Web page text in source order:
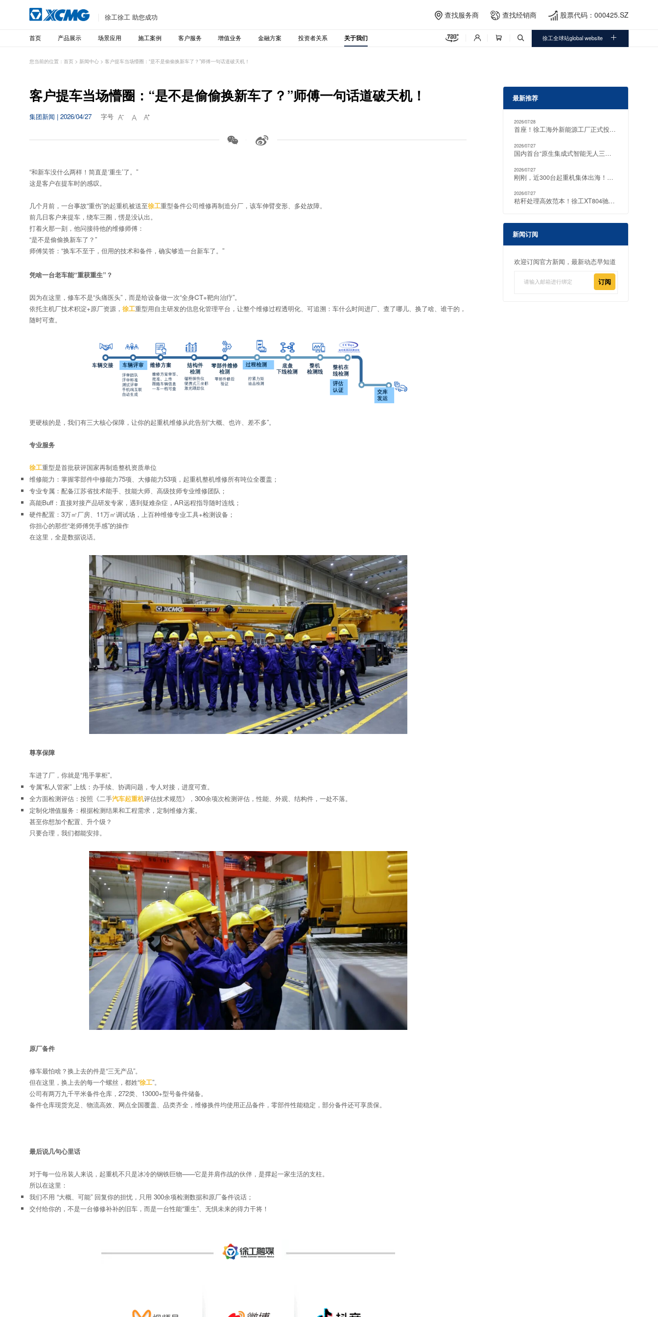
徐工徐工 助您成功  查找服务商  查找经销商  股票代码：000425.SZ
首页 产品展示 场景应用 施工案例 客户服务 增值业务 金融方案 投资者关系 关于我们     徐工全球站global website 
您当前的位置：首页 > 新闻中心 >客户提车当场懵圈：“是不是偷偷换新车了？”师傅一句话道破天机！
客户提车当场懵圈：“是不是偷偷换新车了？”师傅一句话道破天机！
集团新闻 | 2026/04/27 字号   
 
“和新车没什么两样！简直是‘重生’了。”
这是客户在提车时的感叹。
几个月前，一台事故“重伤”的起重机被送至徐工重型备件公司维修再制造分厂，该车伸臂变形、多处故障。
前几日客户来提车，绕车三圈，愣是没认出。
打着火那一刻，他问接待他的维修师傅：
“是不是偷偷换新车了？”
师傅笑答：“换车不至于，但用的技术和备件，确实够造一台新车了。”
凭啥一台老车能“重获重生”？
因为在这里，修车不是“头痛医头”，而是给设备做一次“全身CT+靶向治疗”。
依托主机厂技术积淀+原厂资源，徐工重型用自主研发的信息化管理平台，让整个维修过程透明化、可追溯：车什么时间进厂、查了哪儿、换了啥、谁干的，
随时可查。
更硬核的是，我们有三大核心保障，让你的起重机维修从此告别“大概、也许、差不多”。
专业服务
徐工重型是首批获评国家再制造整机资质单位
维修能力：掌握零部件中修能力75项、大修能力53项，起重机整机维修所有吨位全覆盖；
专业专属：配备江苏省技术能手、技能大师、高级技师专业维修团队；
高能Buff：直接对接产品研发专家，遇到疑难杂症，AR远程指导随时连线；
硬件配置：3万㎡厂房、11万㎡调试场，上百种维修专业工具+检测设备；
你担心的那些“老师傅凭手感”的操作
在这里，全是数据说话。
尊享保障
车进了厂，你就是“甩手掌柜”。
专属“私人管家” 上线：办手续、协调问题，专人对接，进度可查。
全方面检测评估：按照《二手汽车起重机评估技术规范》，300余项次检测评估，性能、外观、结构件，一处不落。
定制化增值服务：根据检测结果和工程需求，定制维修方案。
甚至你想加个配置、升个级？
只要合理，我们都能安排。
原厂备件
修车最怕啥？换上去的件是“三无产品”。
但在这里，换上去的每一个螺丝，都姓“徐工”。
公司有两万九千平米备件仓库，272类、13000+型号备件储备。
备件仓库现货充足、物流高效、网点全国覆盖、品类齐全，维修换件均使用正品备件，零部件性能稳定，部分备件还可享质保。
最后说几句心里话
对于每一位吊装人来说，起重机不只是冰冷的钢铁巨物——它是并肩作战的伙伴，是撑起一家生活的支柱。
所以在这里：
我们不用 “大概、可能” 回复你的担忧，只用 300余项检测数据和原厂备件说话；
交付给你的，不是一台修修补补的旧车，而是一台性能“重生”、无惧未来的得力干将！
最新推荐
2026/07/28
首座！徐工海外新能源工厂正式投产！
2026/07/27
国内首台“原生集成式智能无人三臂凿岩台车” ，助力全球最大“超级充电宝”！
2026/07/27
刚刚，近300台起重机集体出海！创区域单笔新纪录！
2026/07/27
秸秆处理高效范本！徐工XT804驰骋武威麦田，赋能西北麦收提质增效
新闻订阅
欢迎订阅官方新闻，最新动态早知道
订阅